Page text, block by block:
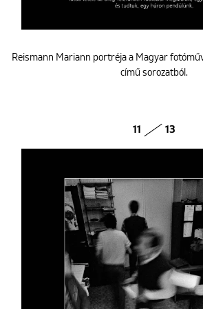
Reismann Mariann portréja a Magyar
című sorozatból.
11 13